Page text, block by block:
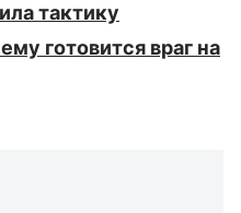
тактику
готовится враг на